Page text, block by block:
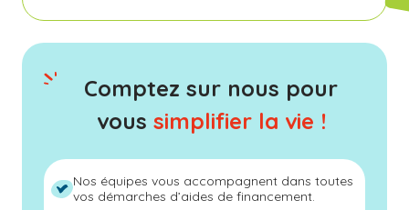
Comptez sur nous pour
vous simplifier la vie !
Nos équipes vous accompagnent dans toutes
vos démarches d’aides de financement.